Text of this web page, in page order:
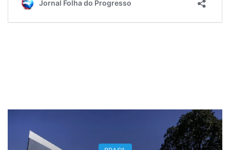
GERAL